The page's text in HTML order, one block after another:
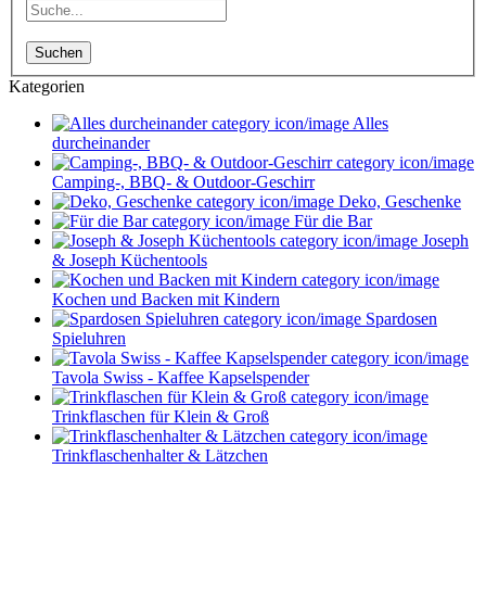
Suchen
Kategorien
Alles
durcheinander
Camping-, BBQ- & Outdoor-Geschirr
Deko, Geschenke
Für die Bar
Joseph
& Joseph Küchentools
Kochen und Backen mit Kindern
Spardosen
Spieluhren
Tavola Swiss - Kaffee Kapselspender
Trinkflaschen für Klein & Groß
Trinkflaschenhalter & Lätzchen